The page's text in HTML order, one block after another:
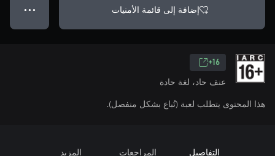
إضافة إلى قائمة الأمنيات ● ● ●
16+
عنف حاد، لغة حادة
هذا المحتوى يتطلب لعبة (تُباع بشكل منفصل).
التفاصيل المراجعات المزيد